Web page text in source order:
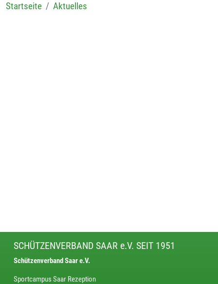
Startseite Aktuelles
SCHÜTZENVERBAND SAAR e.V. SEIT 1951
Schützenverband Saar e.V.
Sportcampus Saar Rezeption